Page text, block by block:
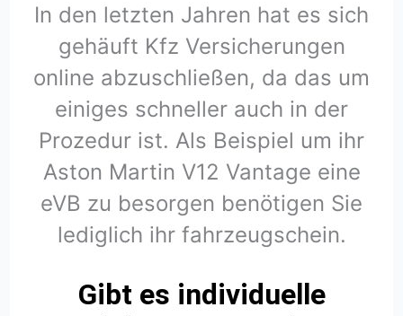
In den letzten Jahren hat es sich
gehäuft Kfz Versicherungen
online abzuschließen, da das um
einiges schneller auch in der
Prozedur ist. Als Beispiel um ihr
Aston Martin V12 Vantage eine
eVB zu besorgen benötigen Sie
lediglich ihr fahrzeugschein.
Gibt es individuelle